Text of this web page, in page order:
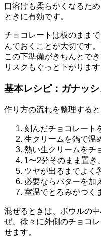
口溶けも柔らかくなるた
ときに有効です。
チョコレートは板のまま
んでおくことが大切です。
この下準備がきちんとで
リスクもぐっと下がります
基本レシピ：ガナッ
作り方の流れを整理する
刻んだチョコレート
生クリームを鍋で温
熱い生クリームをチ
1〜2分そのまま置き
ツヤが出るまでよく
必要ならバターを加
室温でとろみがつく
混ぜるときは、ボウルの
ぜ、徐々に外側のチョコ
せます。